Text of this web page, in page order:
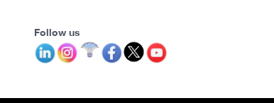
Follow us